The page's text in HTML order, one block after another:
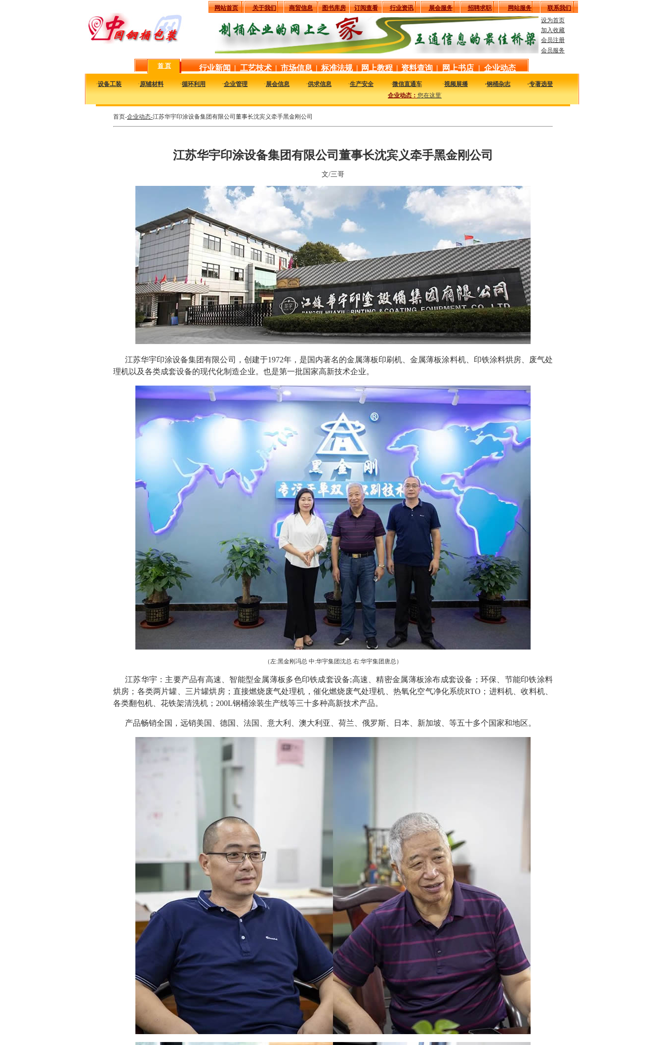
网站首页 关于我们 商贸信息 图书库房 订阅查看 行业资讯 展会服务 招聘求职 网站服务
联系我们
设为首页
加入收藏
会员注册
会员服务
首 页 行业新闻 | 工艺技术 | 市场信息 | 标准法规 | 网上教程 | 资料查询 | 网上书店 | 企业动态
·设备工装 ·原辅材料 ·循环利用 ·企业管理 ·展会信息 ·供求信息 ·生产安全 ·微信直通车 ·视频展播 ·钢桶杂志 ·专著选登
企业动态：您在这里可以及时的了解国内外钢桶行业企业的最新动态，看看大家都在干什么，一定对您的发展有
首页-企业动态-江苏华宇印涂设备集团有限公司董事长沈宾义牵手黑金刚公司
江苏华宇印涂设备集团有限公司董事长沈宾义牵手黑金刚公司
文/三哥
江苏华宇印涂设备集团有限公司，创建于1972年，是国内著名的金属薄板印刷机、金属薄板涂料机、印铁涂料烘房、废气处
理机以及各类成套设备的现代化制造企业。也是第一批国家高新技术企业。
（左:黑金刚冯总 中:华宇集团沈总 右:华宇集团唐总）
江苏华宇：主要产品有高速、智能型金属薄板多色印铁成套设备;高速、精密金属薄板涂布成套设备；环保、节能印铁涂料
烘房；各类两片罐、三片罐烘房；直接燃烧废气处理机，催化燃烧废气处理机、热氧化空气净化系统RTO；进料机、收料机、
各类翻包机、花铁架清洗机；200L钢桶涂装生产线等三十多种高新技术产品。
产品畅销全国，远销美国、德国、法国、意大利、澳大利亚、荷兰、俄罗斯、日本、新加坡、等五十多个国家和地区。